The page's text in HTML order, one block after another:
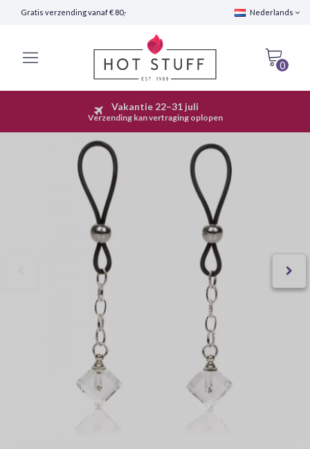
Gratis verzending vanaf € 80,- Nederlands
0
Snelle Verzending (24 uur)
Vakantie 22–31 juli
Verzending kan vertraging oplopen